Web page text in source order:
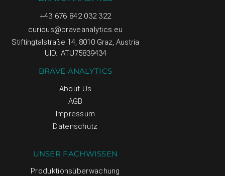
+43 676 842 032 322
curious@braveanalytics.eu
Stiftingtalstraße 14, 8010 Graz, Austria
UID.: ATU75839434
BRAVE ANALYTICS
About Us
AGB
Impressum
Datenschutz
UNSER FACHWISSEN
Produktionsüberwachung